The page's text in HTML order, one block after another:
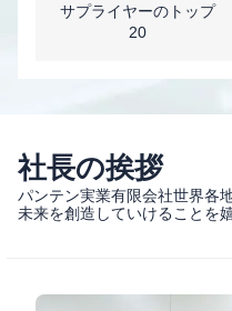
サプライヤーのトップ
20
社長の挨拶
パンテン実業有限会社世界各
未来を創造していけることを